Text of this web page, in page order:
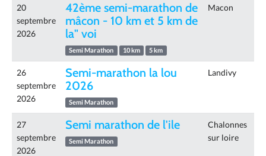
20
septembre
2026
42ème semi-marathon de
mâcon - 10 km et 5 km de
la" voi
Semi Marathon 10 km 5 km
Macon
26
septembre
2026
Semi-marathon la lou
2026
Semi Marathon
Landivy
27
septembre
2026
Semi marathon de l'ile
Semi Marathon
Chalonnes
sur loire